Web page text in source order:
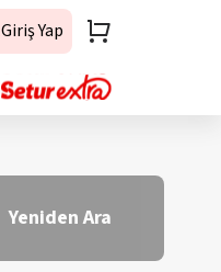
Giriş Yap
Yeniden Ara